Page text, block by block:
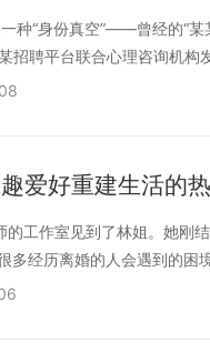
种“身份真空”——曾经的“某
招聘平台联合心理咨询机构
爱好重建生活的
工作室见到了林姐。她刚
多经历离婚的人会遇到的困